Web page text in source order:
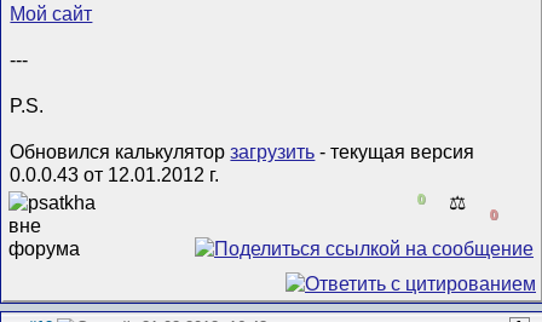
Мой сайт
---
P.S.
Обновился калькуляторзагрузить - текущая версия
0.0.0.43 от 12.01.2012 г.
0 ⚖️
0